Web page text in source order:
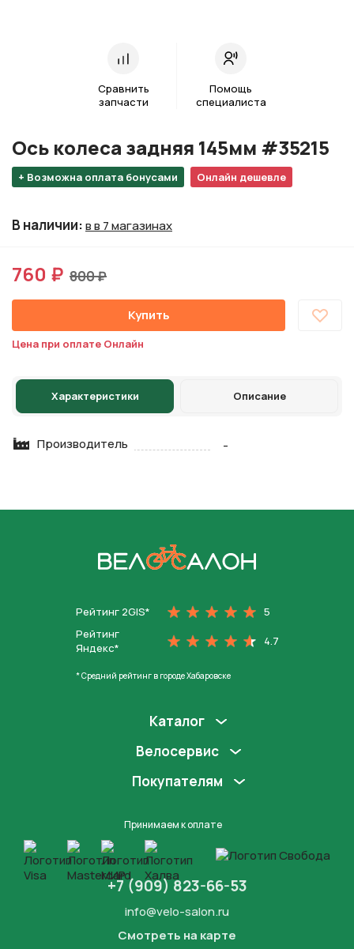
Сравнить
запчасти
Помощь
специалиста
+ Возможна оплата бонусами Онлайн дешевле
Ось колеса задняя 145мм #35215
В наличии:в в 7 магазинах
760 ₽ 800 ₽
Купить
Цена при оплате Онлайн
Характеристики Описание
Производитель -
Рейтинг 2GIS*
5
Рейтинг
Яндекс*
4.7
* Средний рейтинг в городе Хабаровске
Каталог
Велосервис
Покупателям
Принимаем к оплате
+7 (909) 823-66-53
info@velo-salon.ru
Смотреть на карте